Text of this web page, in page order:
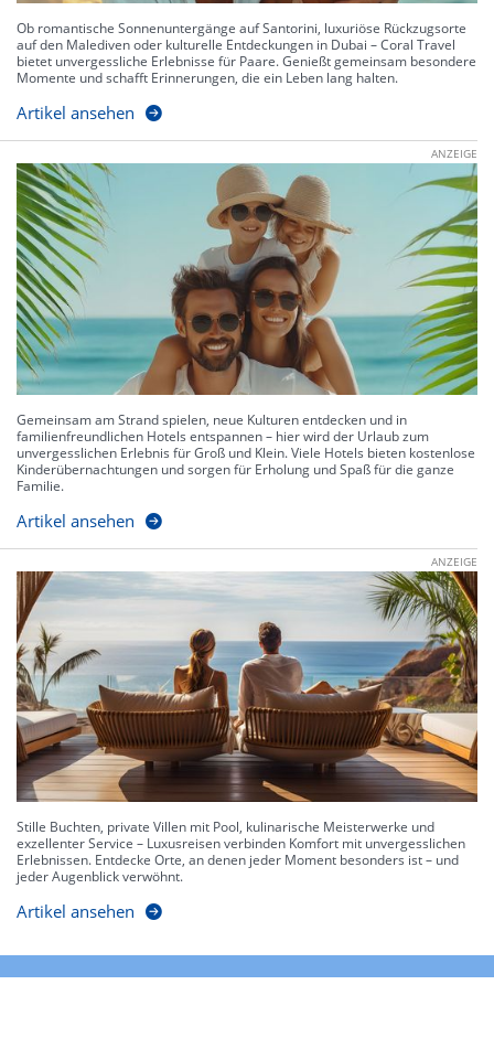
Ob romantische Sonnenuntergänge auf Santorini, luxuriöse Rückzugsorte
auf den Malediven oder kulturelle Entdeckungen in Dubai – Coral Travel
bietet unvergessliche Erlebnisse für Paare. Genießt gemeinsam besondere
Momente und schafft Erinnerungen, die ein Leben lang halten.
Artikel ansehen
ANZEIGE
Gemeinsam am Strand spielen, neue Kulturen entdecken und in
familienfreundlichen Hotels entspannen – hier wird der Urlaub zum
unvergesslichen Erlebnis für Groß und Klein. Viele Hotels bieten kostenlose
Kinderübernachtungen und sorgen für Erholung und Spaß für die ganze
Familie.
Artikel ansehen
ANZEIGE
Stille Buchten, private Villen mit Pool, kulinarische Meisterwerke und
exzellenter Service – Luxusreisen verbinden Komfort mit unvergesslichen
Erlebnissen. Entdecke Orte, an denen jeder Moment besonders ist – und
jeder Augenblick verwöhnt.
Artikel ansehen